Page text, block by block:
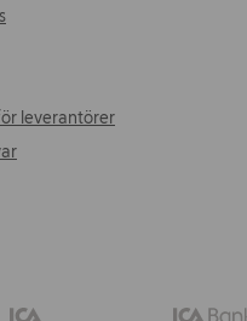
leverantörer